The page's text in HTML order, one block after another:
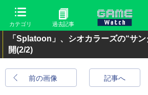
カテゴリ 過去記事
「Splatoon」、シオカラーズの“サ
開(2/2)
前の画像 記事へ